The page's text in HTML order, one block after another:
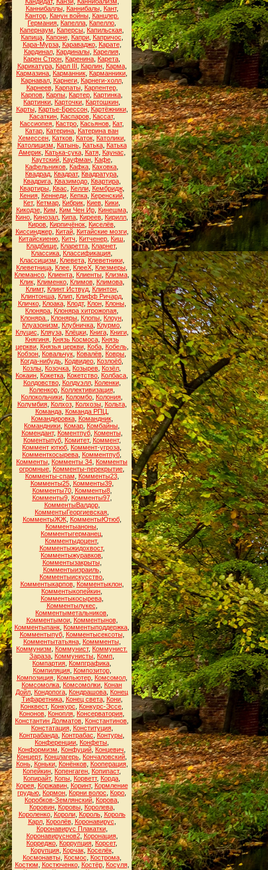
Каннибаллы, Каннибалы, Кант,
Кантор, Канун войны, Канцлер.
Германия Капелла Капелло
Капернаум
Каперсы Капильская
Капица, Капоне, Капри, Капричос
Кара-Мурза, Караваджо, Карате,
Кардинал, Кардиналы, Карелия,
Карен Строн Каренина Карета
Карикатура, Карл III Карлин, Карма,
Кармазина Карманник Карманники
Карнавал, Карнеги, Карнеги-холл,
Карнеев, Карпаты, Карпентер,
Карпов Карпы Картер Картинка
Картинки Карточки Картошкин
Карты, Картье-Брессон, Картёжники,
Касаткин, Каспаров, Кассат,
Кассиопея Кастро Касьянов Кат,
Катар Катерина Катерина ван
Хемессен Катков Каток Католики
Католицизм
Катынь, Катька, Катька
Америк, Катька-сука, Катя, Каунас
Каутский, Кауфман, Кафе,
Кафельников Кафка Каховка
Квадрад Квадрат, Квадратура
Квадрига, Квазимодо, Квартира,
Квартиры, Квас Келли, Кембридж,
Кения, Кеннеди, Кепка, Керенский,
Кет, Кетмар Кибрик Киев Кики
Кикодзе, Ким Ким Чен Ир, Кинешма,
Кино Кинозал Кипа Киреев Кирилл
Киров Кирпичёнок Киселёв
Киссинджер, Китай, Китайские мозги,
Китайскиеню Китч Китченер Киш
Кладбище Кларетта Кларнет,
Классика Классификация
Классицизм
Клевета, Клеветники,
Клеветница Клее КлееХ Клезмеры
Клемансо Клиента Клиенты Клизма
Клик, Клименко, Климов, Климова,
Климт, Клинт Иствуд, Клинтон,
Клинтонша, Клип, Клифф Ричард,
Кличко, Клоака, Клодт, Клон, Клоны,
Клоняра Клоняра хитрожопая
Клоняра.
Клоняры Клопы Клоун
Клуазонизм
Клубничка Клурмо
Клуцис
Кляуза, Клёцки, Книга, Книги,
Княгиня, Князь Космоса, Князь
церкви, Князья церкви, Коба, Кобель,
Кобзон Ковальчук Ковалёв Ковры
Когда-нибудь Кодвидео Козлоёб
Козлы Козочка Козырев Козёл
Кокаин Кокетка Кокетство Колбаса
Колдовство, Колдуэлл, Коленки,
Коленкор, Коллективизация,
Колокольчики Коломбо Колония
Колумбия, Колхоз, Колхозы, Кольта,
Команда, Команда РПЦ
Командировка, Командник,
Командники Комар Комбайны
Комендант, Коментпуб, Коменты,
Коментыпуб, Комитет, Коммент,
Коммент ютюб Коммент-угроза
Комменткосырева Комментпуб
Комменты Комменты 34 Комменты
огромные Комменты-перекрытие
Комменты-спам
Комменты23,
Комменты25, Комменты39,
Комменты70, Комменты8,
Комменты9, Комменты97,
КомментыВалдор,
КомментыГеоргиевская
КомментыЖЖ, КомментыЮтюб,
Комментыаноны
Комментыгерманец
Комментыдоцент,
Комментыжидохвост,
Комментыжуравков
Комментызакрыты,
Комментыизраиль,
Комментыискусство
Комментыкарпов, Комментыклон,
Комментыкопейкин
Комментыкосырева,
Комментылукес
Комментыметальников
Комментымои, Комментынов,
Комментыпанк Комментыподдержка
Комментыпуб, Комментысексоты,
Комментытатьяна, Коммменты,
Коммунизм
Коммунист, Коммунист.
Зараза Коммунисты Комп
Компартия Компграфика
Компиляция, Композитор,
Композиция, Компьютер, Комсомол,
Комсомолка Комсомолки Конан
Дойл Кондопога Кондрашова Конец
Тифаретника, Конец света, Кони,
Конквест, Конкурс Конкурс-Эссе
Кононов Конопля Консерватория
Константин Долматов Константинов
Констатация, Конституция,
Контрабанда Контрабас Контуры
Конференции Конфеты
Конформизм
Конфуций Концевич
Концерт, Концлагерь Кончаловский
Конь, Коньки, Конёнков, Кооперация,
Копейкин Копенгаген Копипаст,
Копирайт, Копы Корветт, Корда
Корея, Коржавин, Коринт, Кормление
грудью Кормон Корни волос Коро
Коробков-Землянский Корова
Коровин, Коровы, Королева,
Короленко, Короли, Король, Король
Карл, Королёв, Коронавирус
Коронавирус Плакатки,
Коронавируснов2, Коронация,
Корреджо Коррупция Корсет,
Корупция, Корчак, Коселёк,
Космонавты, Космос Кострома,
Костюм
Костюченко, Костёр, Косуля,